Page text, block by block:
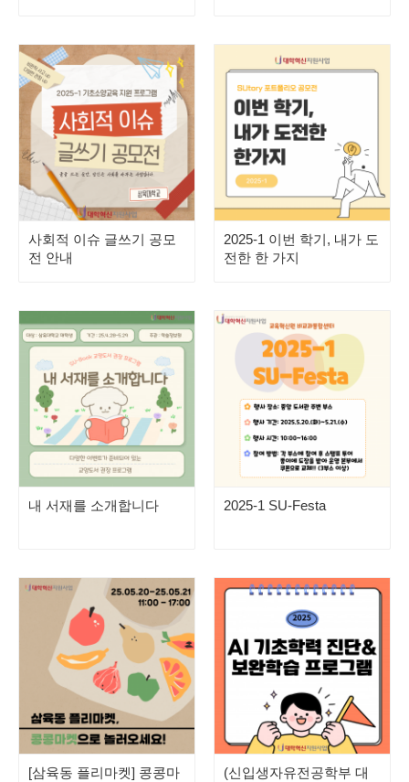
사회적 이슈 글쓰기 공모
전 안내
2025-1 이번 학기, 내가 도
전한 한 가지
내 서재를 소개합니다 2025-1 SU-Festa
[삼육동 플리마켓] 콩콩마
(신입생자유전공학부 대